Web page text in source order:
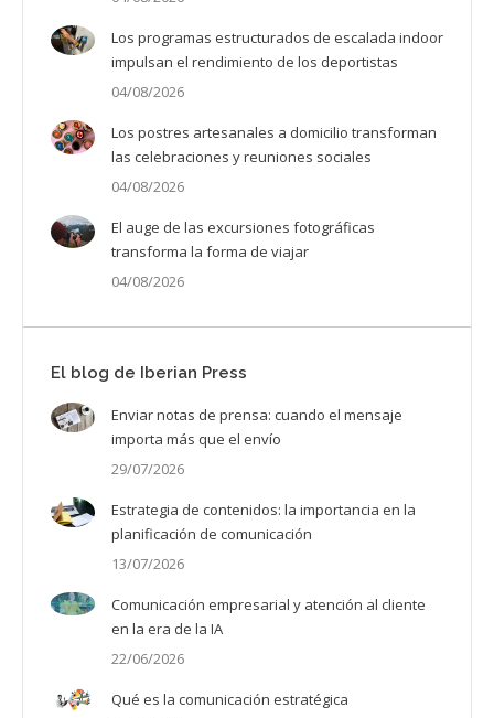
Los programas estructurados de escalada indoor
impulsan el rendimiento de los deportistas
04/08/2026
Los postres artesanales a domicilio transforman
las celebraciones y reuniones sociales
04/08/2026
El auge de las excursiones fotográficas
transforma la forma de viajar
04/08/2026
El blog de Iberian Press
Enviar notas de prensa: cuando el mensaje
importa más que el envío
29/07/2026
Estrategia de contenidos: la importancia en la
planificación de comunicación
13/07/2026
Comunicación empresarial y atención al cliente
en la era de la IA
22/06/2026
Qué es la comunicación estratégica